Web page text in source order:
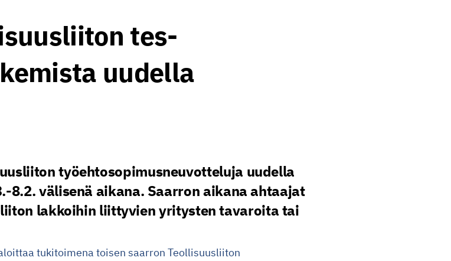
tes-
uudella
työehtosopimusneuvotteluja uudella
8.2. välisenä aikana. Saarron aikana ahtaajat
lakkoihin liittyvien yritysten tavaroita tai
tukitoimena toisen saarron Teollisuusliiton